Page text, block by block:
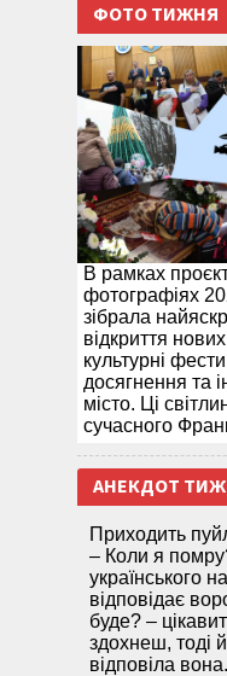
ФОТО ТИЖНЯ
В рамках
фотографіях
зібрала
відкриття
культурні
досягнення та
місто. Ці
сучасного
АНЕКДОТ
Приходить
– Коли я
українського
відповідає
буде? –
здохнеш, тоді
відповіла вона.